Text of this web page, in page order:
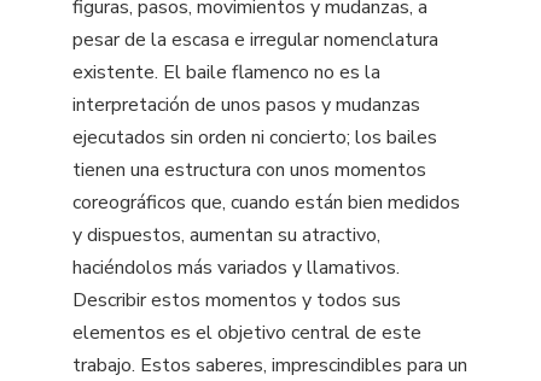
figuras, pasos, movimientos y mudanzas, a
pesar de la escasa e irregular nomenclatura
existente. El baile flamenco no es la
interpretación de unos pasos y mudanzas
ejecutados sin orden ni concierto; los bailes
tienen una estructura con unos momentos
coreográficos que, cuando están bien medidos
y dispuestos, aumentan su atractivo,
haciéndolos más variados y llamativos.
Describir estos momentos y todos sus
elementos es el objetivo central de este
trabajo. Estos saberes, imprescindibles para un